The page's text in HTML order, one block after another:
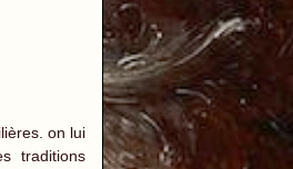
on lui
traditions